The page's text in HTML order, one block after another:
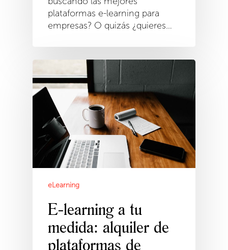
plataformas e-learning para
empresas? O quizás ¿quieres…
eLearning
E-learning a tu
medida: alquiler de
plataformas de